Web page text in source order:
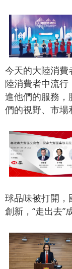
今天的大陸消費
陸消費者中流
進他們的服務，
們的視野、市場
球品味被打開，
創新，“走出去”